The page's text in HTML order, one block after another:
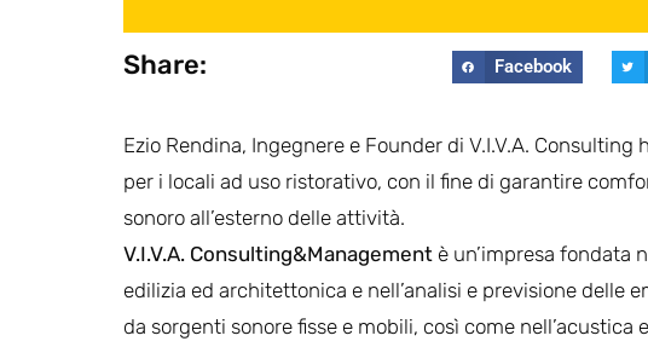
Share: Facebook
Ezio Rendina, Ingegnere e Founder di V.I.V.A.
per i locali ad uso ristorativo, con il fine di garantire
sonoro all’esterno delle attività.
V.I.V.A. Consulting&Management è un’impresa fondata
edilizia ed architettonica e nell’analisi e previsione delle
da sorgenti sonore fisse e mobili, così come